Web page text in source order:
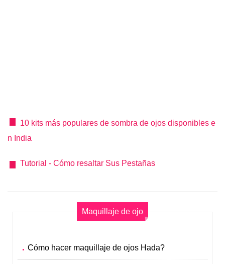
10 kits más populares de sombra de ojos disponibles e
n India
Tutorial - Cómo resaltar Sus Pestañas
Maquillaje de ojo
Cómo hacer maquillaje de ojos Hada?